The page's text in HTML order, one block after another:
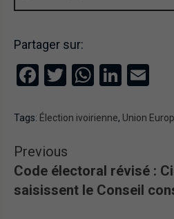
Partager sur:
Facebook
Twitter
Tags: Élection ivoirienne, Union
Previous
Code électoral révisé :
saisissent le Conseil